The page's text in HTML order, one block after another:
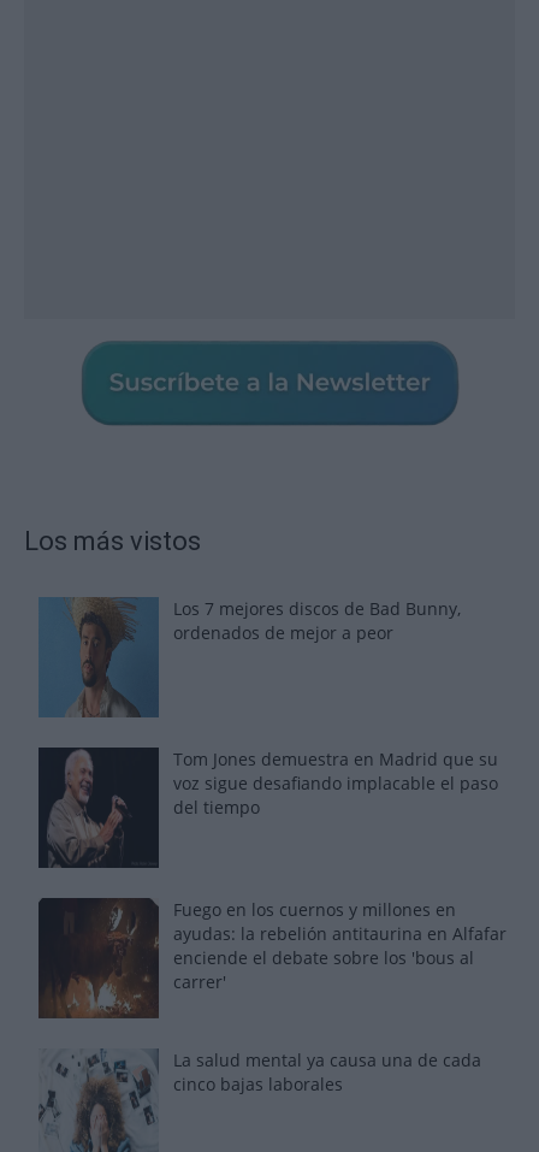
Los más vistos
Los 7 mejores discos de Bad Bunny,
ordenados de mejor a peor
Tom Jones demuestra en Madrid que su
voz sigue desafiando implacable el paso
del tiempo
Fuego en los cuernos y millones en
ayudas: la rebelión antitaurina en Alfafar
enciende el debate sobre los 'bous al
carrer'
La salud mental ya causa una de cada
cinco bajas laborales